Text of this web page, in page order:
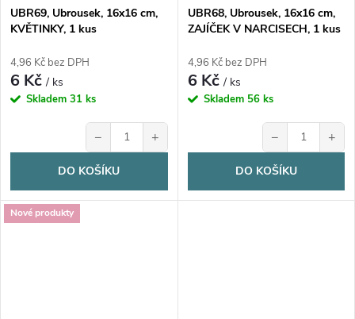
UBR69, Ubrousek, 16x16 cm,
KVĚTINKY, 1 kus
4,96 Kč bez DPH
6 Kč/ ks
Skladem 31 ks
− +
DO KOŠÍKU
UBR68, Ubrousek, 16x16 cm,
ZAJÍČEK V NARCISECH, 1 kus
4,96 Kč bez DPH
6 Kč/ ks
Skladem 56 ks
− +
DO KOŠÍKU
Nové produkty